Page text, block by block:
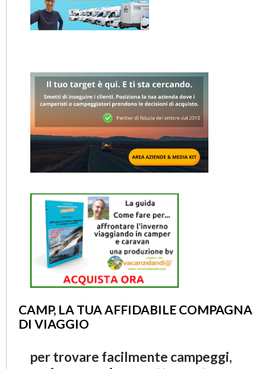
CAMP, LA TUA AFFIDABILE COMPAGNA
DI VIAGGIO
per trovare facilmente campeggi,